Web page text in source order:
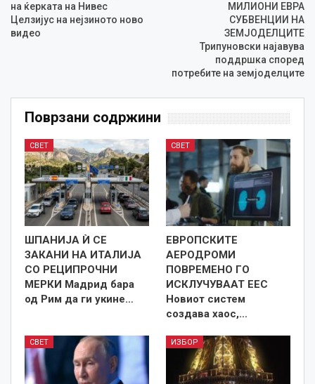
на ќерката на Нивес
Целзијус на нејзиното ново
видео
МИЛИОНИ ЕВРА
СУБВЕНЦИИ НА
ЗЕМЈОДЕЛЦИТЕ
Трипуновски најавува
поддршка според
потребите на земјоделците
Поврзани содржини
СВЕТ
ШПАНИЈА Ѝ СЕ
ЗАКАНИ НА ИТАЛИЈА
СО РЕЦИПРОЧНИ
МЕРКИ Мадрид бара
од Рим да ги укине…
СВЕТ
ЕВРОПСКИТЕ
АЕРОДРОМИ
ПОВРЕМЕНО ГО
ИСКЛУЧУВААТ ЕЕС
Новиот систем
создава хаос,…
СВЕТ ИЗБОР